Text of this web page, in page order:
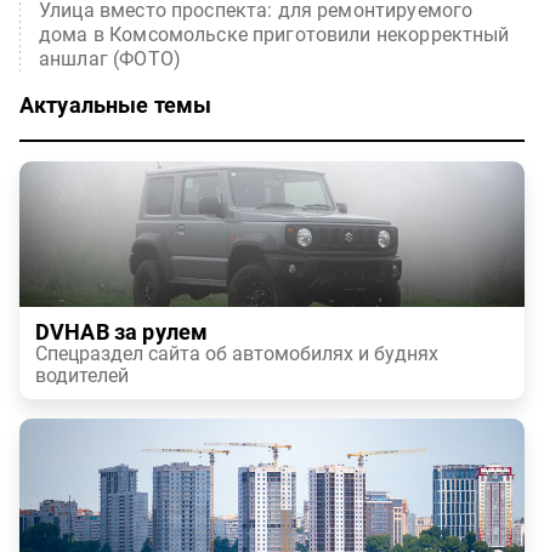
Улица вместо проспекта: для ремонтируемого
дома в Комсомольске приготовили некорректный
аншлаг (ФОТО)
Актуальные темы
DVHAB за рулем
Спецраздел сайта об автомобилях и буднях
водителей